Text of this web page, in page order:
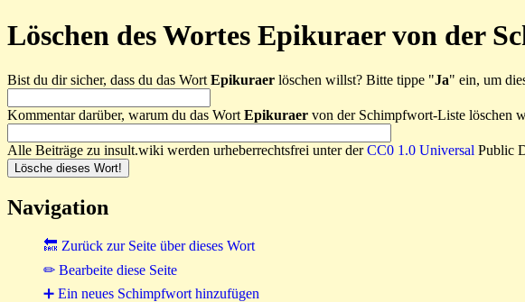
Löschen des Wortes Epikuraer von der
Bist du dir sicher, dass du das Wort Epikuraer löschen willst? Bitte tippe "Ja" ein, um
Kommentar darüber, warum du das Wort Epikuraer von der Schimpfwort-Liste löschen
Alle Beiträge zu insult.wiki werden urheberrechtsfrei unter derCC0 1.0 Universal Public
Navigation
🔙 Zurück zur Seite über dieses Wort
✏ Bearbeite diese Seite
➕ Ein neues Schimpfwort hinzufügen